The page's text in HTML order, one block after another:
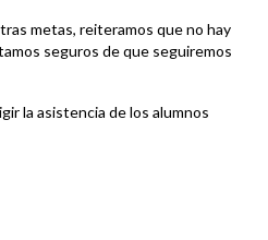
metas, reiteramos que no hay
seguros de que seguiremos
la asistencia de los alumnos